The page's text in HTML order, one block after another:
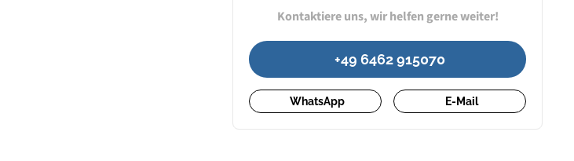
Kontaktiere uns, wir helfen gerne weiter!
+49 6462 915070
WhatsApp E-Mail